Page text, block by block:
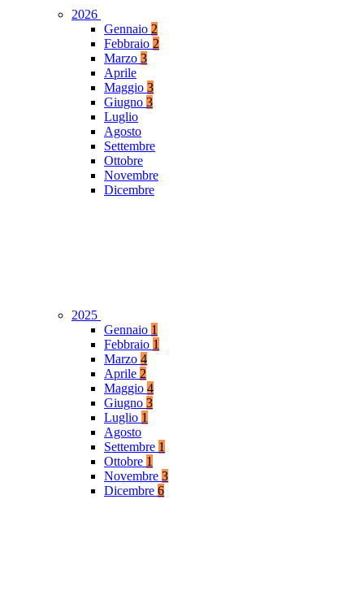
2026
Gennaio 2
Febbraio 2
Marzo 3
Aprile
Maggio 3
Giugno 3
Luglio
Agosto
Settembre
Ottobre
Novembre
Dicembre
2025
Gennaio 1
Febbraio 1
Marzo 4
Aprile 2
Maggio 4
Giugno 3
Luglio 1
Agosto
Settembre 1
Ottobre 1
Novembre 3
Dicembre 6